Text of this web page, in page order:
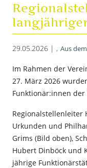
29.05.2026 | Aus
Im Rahmen der
27. März 2026
Funktionär:innen der
Urkunden und
Grims (Bild oben),
Hubert Dinböck und
jährige